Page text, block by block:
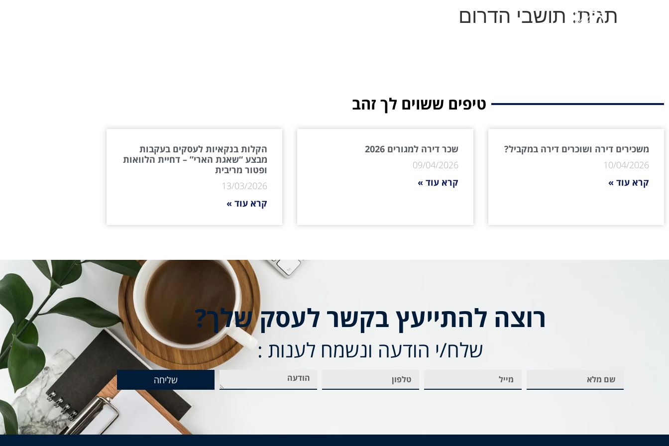
תגית: תושבי הדרום
טיפים ששוים לך זהב
משכירים דירה ושוכרים דירה במקביל?
10/04/2026
קרא עוד »
שכר דירה למגורים 2026
09/04/2026
קרא עוד »
הקלות בנקאיות לעסקים בעקבות
מבצע “שאגת הארי” – דחיית הלוואות
ופטור מריבית
13/03/2026
קרא עוד »
רוצה להתייעץ בקשר לעסק שלך?
שלח/י הודעה ונשמח לענות :
שליחה